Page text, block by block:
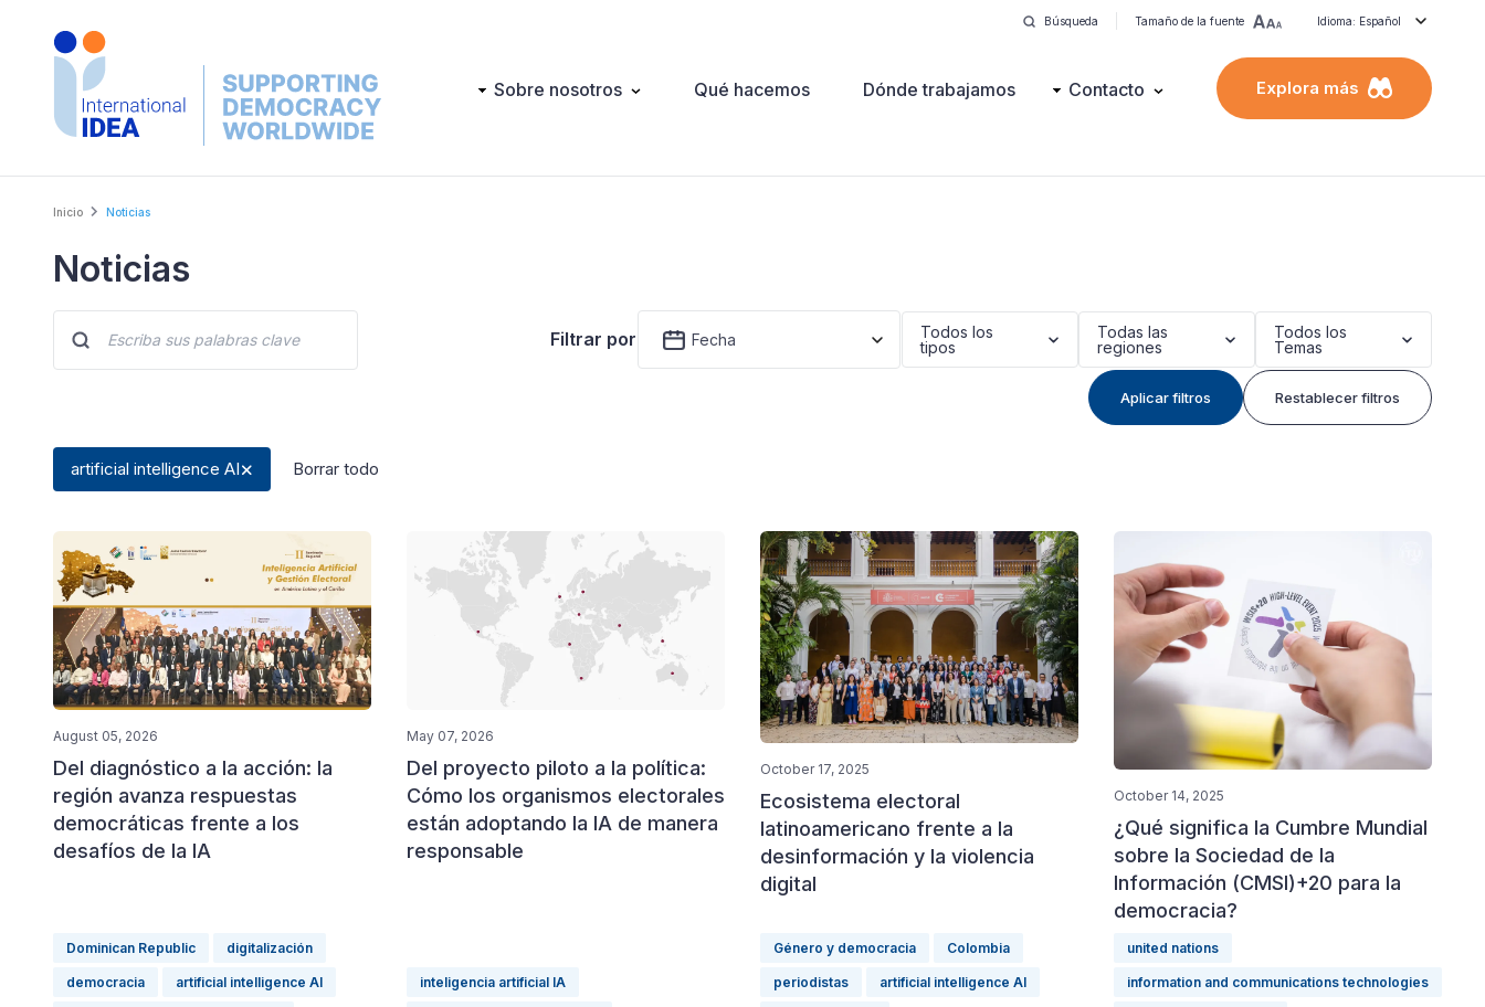
Búsqueda Tamaño de la fuente Idioma: Español
Main Sobre nosotros Qué hacemos Dónde trabajamos Contacto Explora más
Breadcrumb
Inicio Noticias
Noticias
Filtrar por Fecha
Todos los
tipos
Todas las
regiones
Todos los
Temas
Aplicar filtros Restablecer filtros
artificial intelligence AI Borrar todo
August 05, 2026
Del diagnóstico a la acción: la
región avanza respuestas
democráticas frente a los
desafíos de la IA
Dominican Republic digitalización
democracia artificial intelligence AI
May 07, 2026
Del proyecto piloto a la política:
Cómo los organismos electorales
están adoptando la IA de manera
responsable
inteligencia artificial IA
October 17, 2025
Ecosistema electoral
latinoamericano frente a la
desinformación y la violencia
digital
Género y democracia Colombia
periodistas artificial intelligence AI
October 14, 2025
¿Qué significa la Cumbre Mundial
sobre la Sociedad de la
Información (CMSI)+20 para la
democracia?
united nations
information and communications technologies